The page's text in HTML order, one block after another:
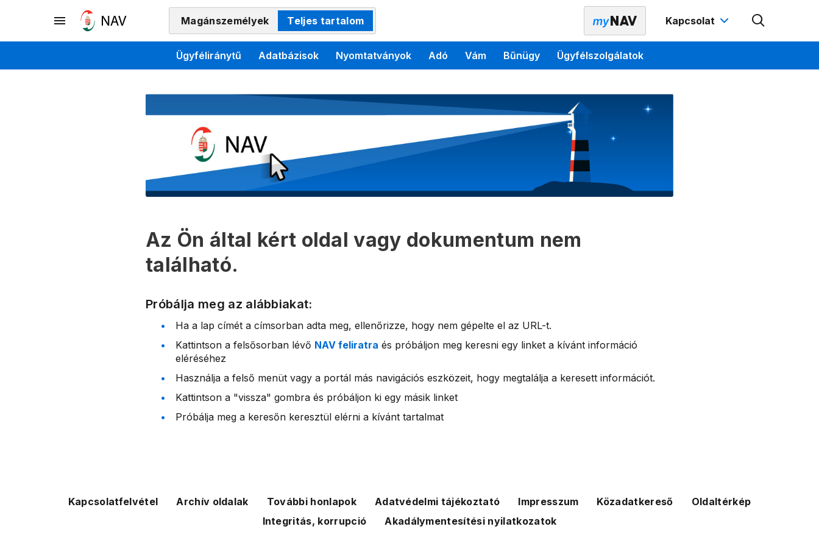
Magánszemélyek Teljes tartalom Kapcsolat
Ügyféliránytű Adatbázisok Nyomtatványok Adó Vám Bűnügy Ügyfélszolgálatok
Az Ön által kért oldal vagy dokumentum nem
található.
Próbálja meg az alábbiakat:
Ha a lap címét a címsorban adta meg, ellenőrizze, hogy nem gépelte el az URL-t.
Kattintson a felsősorban lévő NAV feliratra és próbáljon meg keresni egy linket a kívánt információ
eléréséhez
Használja a felső menüt vagy a portál más navigációs eszközeit, hogy megtalálja a keresett információt.
Kattintson a "vissza" gombra és próbáljon ki egy másik linket
Próbálja meg a keresőn keresztül elérni a kívánt tartalmat
Kapcsolatfelvétel Archív oldalak További honlapok Adatvédelmi tájékoztató Impresszum Közadatkereső
Oldaltérkép
Integritás, korrupció
Akadálymentesítési nyilatkozatok